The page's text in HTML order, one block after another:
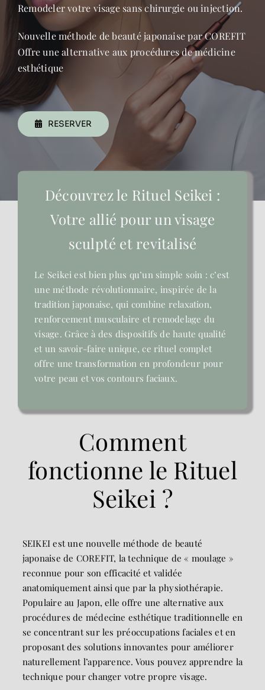
Contact
Remodeler votre visage sans chirurgie ou injection.
Nouvelle méthode de beauté japonaise par COREFIT
Offre une alternative aux procédures de médicine
esthétique
RESERVER
Découvrez le Rituel Seikei :
Votre allié pour un visage
sculpté et revitalisé
Le Seikei est bien plus qu’un simple soin : c’est
une méthode révolutionnaire, inspirée de la
tradition japonaise, qui combine relaxation,
renforcement musculaire et remodelage du
visage. Grâce à des dispositifs de haute qualité
et un savoir-faire unique, ce rituel complet
offre une transformation en profondeur pour
votre peau et vos contours faciaux.
Comment
fonctionne le Rituel
Seikei ?
SEIKEI est une nouvelle méthode de beauté
japonaise de COREFIT, la technique de « moulage »
reconnue pour son efficacité et validée
anatomiquement ainsi que par la physiothérapie.
Populaire au Japon, elle offre une alternative aux
procédures de médecine esthétique traditionnelle en
se concentrant sur les préoccupations faciales et en
proposant des solutions innovantes pour améliorer
naturellement l’apparence. Vous pouvez apprendre la
technique pour changer votre propre visage.